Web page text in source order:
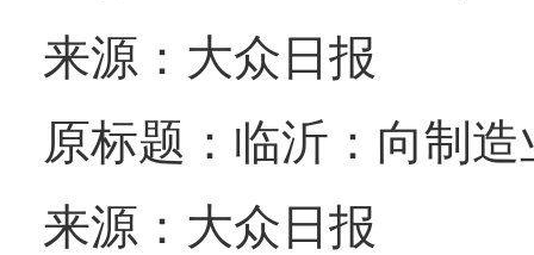
来源：大众日报
原标题：临沂：向制造
来源：大众日报